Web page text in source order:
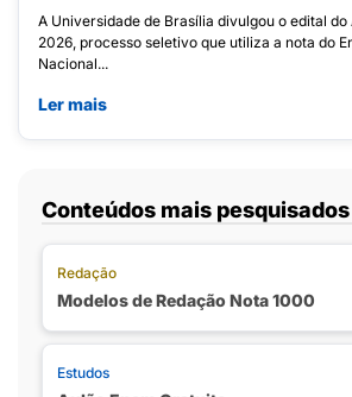
A Universidade de Brasília divulgou o edital do
2026, processo seletivo que utiliza a nota do
Nacional...
Ler mais
Conteúdos mais pesquisados
Redação
Modelos de Redação Nota 1000
Estudos